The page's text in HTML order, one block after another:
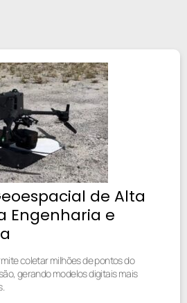
de Alta
Engenharia e
coletar milhões de pontos do
gerando modelos digitais mais